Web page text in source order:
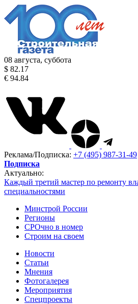
08 августа, суббота
$ 82.17
€ 94.84
Реклама/Подписка: +7 (495) 987-31-49
Подписка
Актуально:
Каждый третий мастер по ремонту
специальностями
Минстрой России
Регионы
СРОчно в номер
Строим на своем
Новости
Статьи
Мнения
Фотогалерея
Мероприятия
Спецпроекты